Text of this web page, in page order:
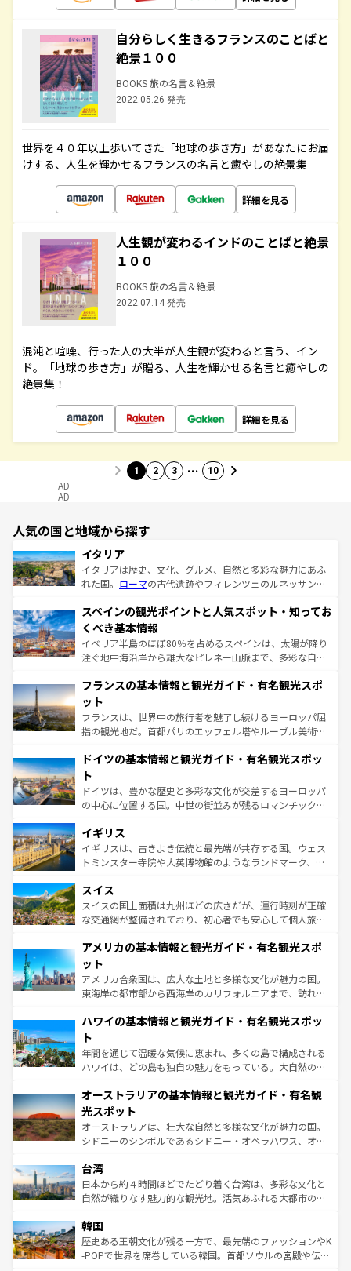
自分らしく生きるフランスのことばと
絶景１００
BOOKS 旅の名言＆絶景
2022.05.26 発売
世界を４０年以上歩いてきた「地球の歩き方」があなたにお届
けする、人生を輝かせるフランスの名言と癒やしの絶景集
詳細を見る
人生観が変わるインドのことばと絶景
１００
BOOKS 旅の名言＆絶景
2022.07.14 発売
混沌と喧噪、行った人の大半が人生観が変わると言う、イン
ド。「地球の歩き方」が贈る、人生を輝かせる名言と癒やしの
絶景集！
詳細を見る
1 2 3 … 10
AD
AD
人気の国と地域から探す
イタリア
イタリアは歴史、文化、グルメ、自然と多彩な魅力にあふ
れた国。 ローマの古代遺跡やフィレンツェのルネッサンス
ろん、トスカーナの美しい田園風景やアマルフィ海岸の絶
景など、自然景観も見逃せない。観光の合間には、本場の
ピザやパスタなど、絶品のイタリア料理を堪能することも
できる。朝目覚めてから夜眠るまで、すべての瞬間を楽し
なお、新着のイタリア情報はコンテンツ一覧を参照してほ
しい。
スペインの観光ポイントと人気スポット・知ってお
くべき基本情報
イベリア半島のほぼ80％を占めるスペインは、太陽が降り
注ぐ地中海沿岸から雄大なピレネー山脈まで、多彩な自然
文化が根付くこの国では、情熱的なフラメンコ、熱気あふ
れる闘牛、そして美味しいタパスが生活の一部となってい
る。首都マドリードの洗練された雰囲気や、バルセロナの
アートに溢れた街角から、地方では古代ローマ遺跡や中世
せる。地方によって風土や気候が異なるスペインはその個
ンテンツ一覧 を参照してほしい。
フランスの基本情報と観光ガイド・有名観光スポ
ット
フランスは、世界中の旅行者を魅了し続けるヨーロッパ屈
指の観光地だ。首都パリのエッフェル塔やルーブル美術館
で、幅広い魅力が詰まっている。華麗な宮殿、歴史的な大
聖堂、美しいビーチ、そして豊かな自然が、訪れる者を心
から魅了する。また、フランスは美食の国としても知ら
れ、フランス料理はユネスコ無形文化遺産にも登録されて
香り高いラベンダー畑など、多彩な楽しみ方が可能だ。さ
らに、パリ以外の地域にも魅力が溢れており、どの街角に
も豊かな歴史と文化が息づいている。パリ以外の個性あふ
を参照してほしい。
ドイツの基本情報と観光ガイド・有名観光スポッ
ト
ドイツは、豊かな歴史と多彩な文化が交差するヨーロッパ
の中心に位置する国。中世の街並みが残るロマンチック街
顔を持つこの国は、どこを歩いても飽きることがない。ベ
ルリンの文化的活気、バイエルン州のアルプスの絶景、そ
してライン川沿いのワイン畑といった風景は必見。ビール
は、お酒好きな人にはぜひ体験してほしい。 なお、新着の
ドイツ情報はコンテンツ一覧を参照してほしい。
イギリス
イギリスは、古きよき伝統と最先端が共存する国。ウェス
トミンスター寺院や大英博物館のようなランドマーク、歴
リアごとに異なる魅力がある。また、優雅なアフタヌーン
ティー、ビール好きにはたまらない英国パブ、サッカー観
戦など、本場だからこそできる体験も豊富。イギリスを旅
ンツ一覧を参照してほしい。
スイス
スイスの国土面積は九州ほどの広さだが、運行時刻が正確
な交通網が整備されており、初心者でも安心して個人旅行
の建物がそのまま残る町や、スイスならではのユニークな
博物館もあり、アルプス観光だけでなく町歩きも満喫する
ことができる。国民の所得が高いため物価も高いが、旅行
者向けの交通パス提供のサービスもあり、うまく活用すれ
着のスイス情報はコンテンツ一覧を参照してほしい。
アメリカの基本情報と観光ガイド・有名観光スポ
ット
アメリカ合衆国は、広大な土地と多様な文化が魅力の国。
東海岸の都市部から西海岸のカリフォルニアまで、訪れる
のような巨大都市は、観光、ショッピング、エンターテイ
ンメントが詰まった刺激的なスポットだ。一方、アメリカ
西部には大自然が広がり、グランドキャニオンやイエロー
ストーン国立公園といった絶景が堪能できる。さらに、南
文化が魅力。旅行者はアメリカの各地域で異なる魅力を楽
しみながら、その多様性と豊かな歴史を感じることができ
るだろう。車でのロードトリップや列車の旅も、アメリカ
ならではの贅沢な旅のスタイルだ。 なお、新着のアメリカ
情報は コンテンツ一覧 を参照してほしい。
ハワイの基本情報と観光ガイド・有名観光スポッ
ト
年間を通じて温暖な気候に恵まれ、多くの島で構成される
ハワイは、どの島も独自の魅力をもっている。大自然の神
ワイ島は見逃せない。また、定番の観光地といえばオアフ
島だが、静かな自然を求めるならマウイ島やカウアイ島が
おすすめ。エメラルドグリーンに輝く海をはじめ、豊かな
文化や歴史が息づいている。「アロハスピリット」と呼ば
人々、おいしいローカルフードやハワイアンミュージッ
ク、伝統的なフラダンスなど、すべてがハワイの魅力を彩
っている。訪れるたびに新しい発見と感動が待っているハ
はコンテンツ一覧
オーストラリアの基本情報と観光ガイド・有名観
光スポット
オーストラリアは、壮大な自然と多様な文化が魅力の国。
シドニーのシンボルであるシドニー・オペラハウス、オー
リアリーフや大陸中央部にそびえるウルル（エアーズロッ
ク）、タスマニアの美しい原生林やケアンズの熱帯雨林な
ど、見どころがたくさん。また、カフェやワイン、オージ
いる。アクティビティも充実しており、サーフィンやダイ
ビング、ハイキングなど、アウトドア好きにはたまらな
い。オーストラリアの多彩な魅力を存分に味わいつくそ
台湾
日本から約４時間ほどでたどり着く台湾は、多彩な文化と
自然が織りなす魅力的な観光地。活気あふれる大都市の台
ン）、静ひつな山岳地帯である台湾東部など、都市の喧騒
と山間の静けさが共存しており、訪れる人に新しい発見と
驚きをもたらしてくれる。また、奥深い台湾の食文化も魅
韓国
歴史ある王朝文化が残る一方で、最先端のファッションやK
-POPで世界を席巻している韓国。首都ソウルの宮殿や伝統